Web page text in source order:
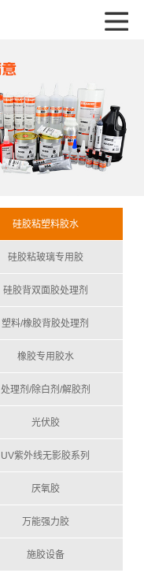
硅胶粘塑料胶水
硅胶粘玻璃专用胶
硅胶背双面胶处理剂
塑料/橡胶背胶处理剂
橡胶专用胶水
处理剂/除白剂/解胶剂
光伏胶
UV紫外线无影胶系列
厌氧胶
万能强力胶
施胶设备